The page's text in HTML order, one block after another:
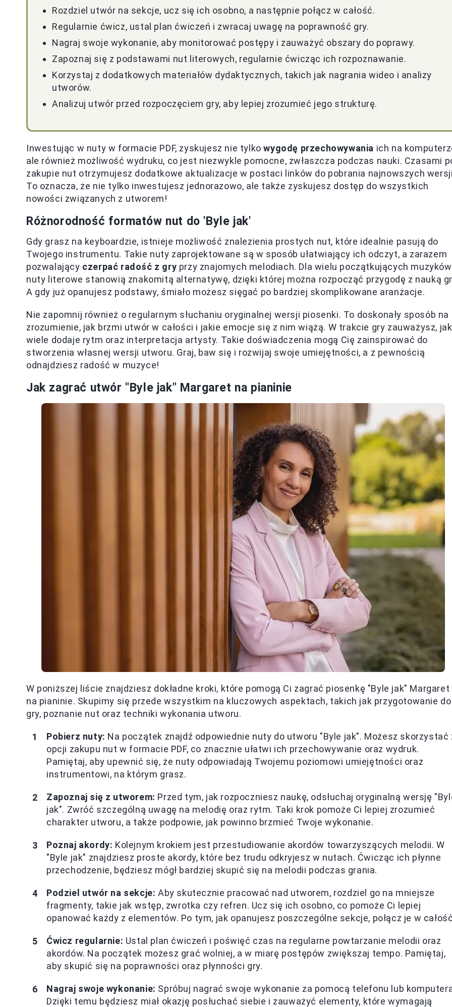
Rozdziel utwór na sekcje, ucz się ich osobno, a następnie połącz w całość.
Regularnie ćwicz, ustal plan ćwiczeń i zwracaj uwagę na poprawność gry.
Nagraj swoje wykonanie, aby monitorować postępy i zauważyć obszary do poprawy.
Zapoznaj się z podstawami nut literowych, regularnie ćwicząc ich rozpoznawanie.
Korzystaj z dodatkowych materiałów dydaktycznych, takich jak nagrania wideo i analizy
utworów.
Analizuj utwór przed rozpoczęciem gry, aby lepiej zrozumieć jego strukturę.
Inwestując w nuty w formacie PDF, zyskujesz nie tylkowygodę przechowywania ich na
ale również możliwość wydruku, co jest niezwykle pomocne, zwłaszcza podczas nauki. Czasami
zakupie nut otrzymujesz dodatkowe aktualizacje w postaci linków do pobrania najnowszych
To oznacza, że nie tylko inwestujesz jednorazowo, ale także zyskujesz dostęp do wszystkich
nowości związanych z utworem!
Różnorodność formatów nut do 'Byle jak'
Gdy grasz na keyboardzie, istnieje możliwość znalezienia prostych nut, które idealnie pasują do
Twojego instrumentu. Takie nuty zaprojektowane są w sposób ułatwiający ich odczyt, a zarazem
pozwalający czerpać radość z gry przy znajomych melodiach. Dla wielu początkujących muzyków
nuty literowe stanowią znakomitą alternatywę, dzięki której można rozpocząć przygodę z nauką
A gdy już opanujesz podstawy, śmiało możesz sięgać po bardziej skomplikowane aranżacje.
Nie zapomnij również o regularnym słuchaniu oryginalnej wersji piosenki. To doskonały sposób na
zrozumienie, jak brzmi utwór w całości i jakie emocje się z nim wiążą. W trakcie gry zauważysz, jak
wiele dodaje rytm oraz interpretacja artysty. Takie doświadczenia mogą Cię zainspirować do
stworzenia własnej wersji utworu. Graj, baw się i rozwijaj swoje umiejętności, a z pewnością
odnajdziesz radość w muzyce!
Jak zagrać utwór "Byle jak" Margaret na pianinie
W poniższej liście znajdziesz dokładne kroki, które pomogą Ci zagrać piosenkę "Byle jak" Margaret
na pianinie. Skupimy się przede wszystkim na kluczowych aspektach, takich jak przygotowanie do
gry, poznanie nut oraz techniki wykonania utworu.
Pobierz nuty: Na początek znajdź odpowiednie nuty do utworu "Byle jak". Możesz skorzystać
opcji zakupu nut w formacie PDF, co znacznie ułatwi ich przechowywanie oraz wydruk.
Pamiętaj, aby upewnić się, że nuty odpowiadają Twojemu poziomowi umiejętności oraz
instrumentowi, na którym grasz.
Zapoznaj się z utworem: Przed tym, jak rozpoczniesz naukę, odsłuchaj oryginalną wersję
jak". Zwróć szczególną uwagę na melodię oraz rytm. Taki krok pomoże Ci lepiej zrozumieć
charakter utworu, a także podpowie, jak powinno brzmieć Twoje wykonanie.
Poznaj akordy: Kolejnym krokiem jest przestudiowanie akordów towarzyszących melodii. W
"Byle jak" znajdziesz proste akordy, które bez trudu odkryjesz w nutach. Ćwicząc ich płynne
przechodzenie, będziesz mógł bardziej skupić się na melodii podczas grania.
Podziel utwór na sekcje: Aby skutecznie pracować nad utworem, rozdziel go na mniejsze
fragmenty, takie jak wstęp, zwrotka czy refren. Ucz się ich osobno, co pomoże Ci lepiej
opanować każdy z elementów. Po tym, jak opanujesz poszczególne sekcje, połącz je w
Ćwicz regularnie: Ustal plan ćwiczeń i poświęć czas na regularne powtarzanie melodii oraz
akordów. Na początek możesz grać wolniej, a w miarę postępów zwiększaj tempo. Pamiętaj,
aby skupić się na poprawności oraz płynności gry.
Nagraj swoje wykonanie: Spróbuj nagrać swoje wykonanie za pomocą telefonu lub
Dzięki temu będziesz miał okazję posłuchać siebie i zauważyć elementy, które wymagają